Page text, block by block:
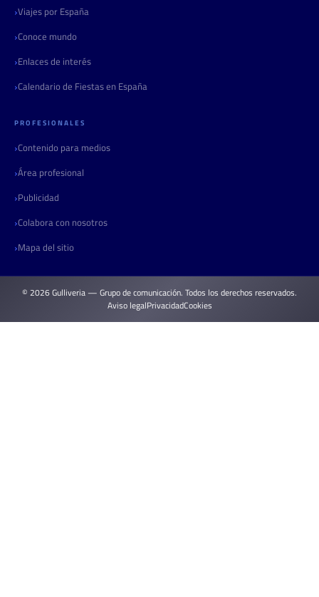
Viajes por España
Conoce mundo
Enlaces de interés
Calendario de Fiestas en España
PROFESIONALES
Contenido para medios
Área profesional
Publicidad
Colabora con nosotros
Mapa del sitio
© 2026 Gulliveria — Grupo de comunicación. Todos los derechos reservados.
Aviso legalPrivacidadCookies